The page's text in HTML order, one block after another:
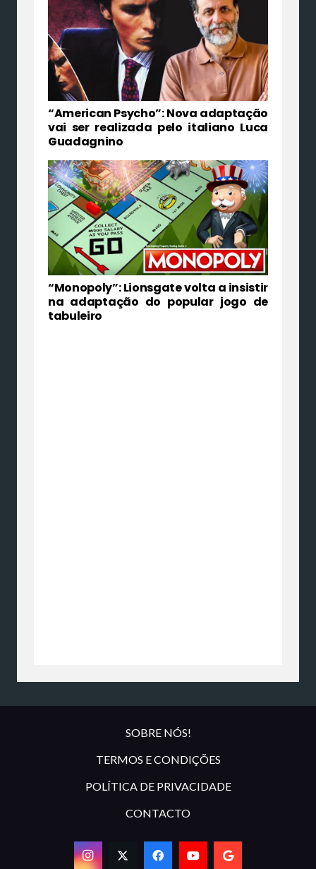
“American Psycho”: Nova adaptação
vai ser realizada pelo italiano Luca
Guadagnino
“Monopoly”: Lionsgate volta a insistir
na adaptação do popular jogo de
tabuleiro
SOBRE NÓS!
TERMOS E CONDIÇÕES
POLÍTICA DE PRIVACIDADE
CONTACTO